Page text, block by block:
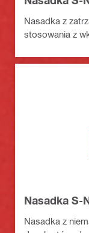
Nasadka z
stosowania z
Nasadka S-
Nasadka z